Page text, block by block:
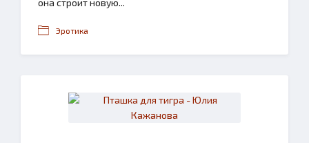
она строит новую...
Эротика